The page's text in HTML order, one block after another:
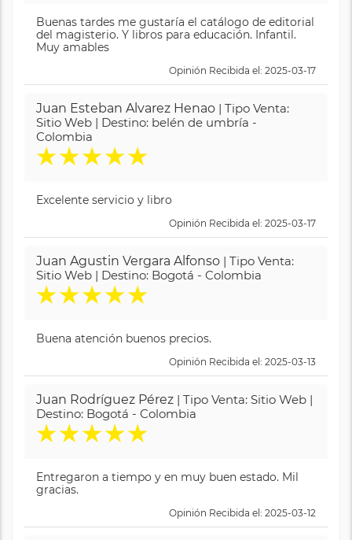
Buenas tardes me gustaría el catálogo de editorial
del magisterio. Y libros para educación. Infantil.
Muy amables
Opinión Recibida el: 2025-03-17
Juan Esteban Alvarez Henao | Tipo Venta:
Sitio Web | Destino: belén de umbría -
Colombia
★★★★★
Excelente servicio y libro
Opinión Recibida el: 2025-03-17
Juan Agustin Vergara Alfonso | Tipo Venta:
Sitio Web | Destino: Bogotá - Colombia
★★★★★
Buena atención buenos precios.
Opinión Recibida el: 2025-03-13
Juan Rodríguez Pérez | Tipo Venta: Sitio Web |
Destino: Bogotá - Colombia
★★★★★
Entregaron a tiempo y en muy buen estado. Mil
gracias.
Opinión Recibida el: 2025-03-12